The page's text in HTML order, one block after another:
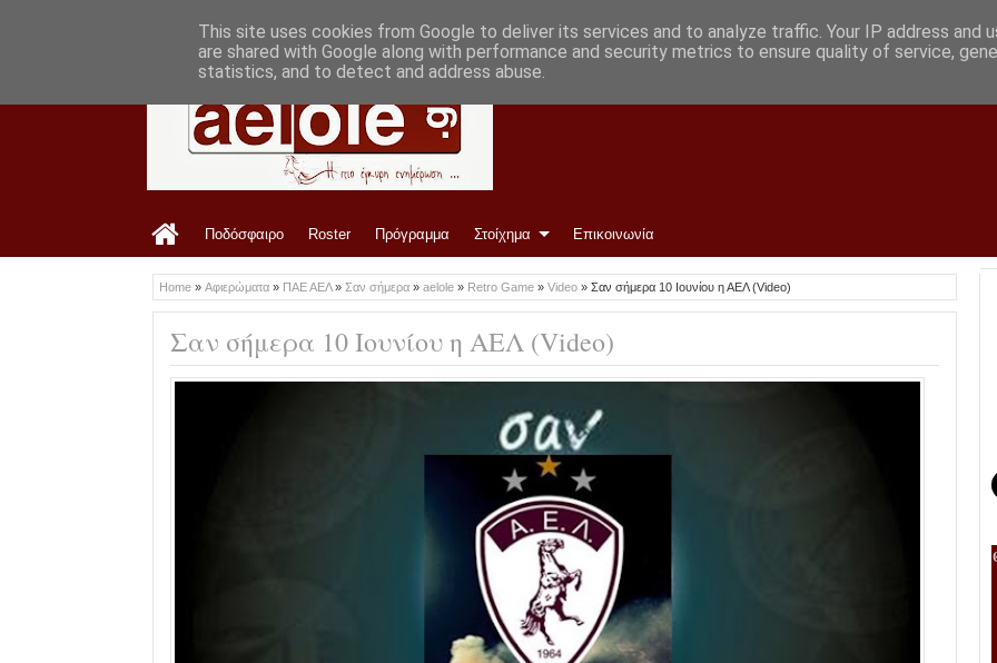
Ποδόσφαιρο Roster Πρόγραμμα Στοίχημα Επικοινωνία
Home » Αφιερώματα » ΠΑΕ ΑΕΛ» Σαν σήμερα » aelole » Retro Game » Video » Σαν σήμερα 10 Ιουνίου η ΑΕΛ (Video)
Σαν σήμερα 10 Ιουνίου η ΑΕΛ (Video)
This site uses cookies from Google to deliver its services and to analyze traffic. Your IP address and
are shared with Google along with performance and security metrics to ensure quality of service,
statistics, and to detect and address abuse.